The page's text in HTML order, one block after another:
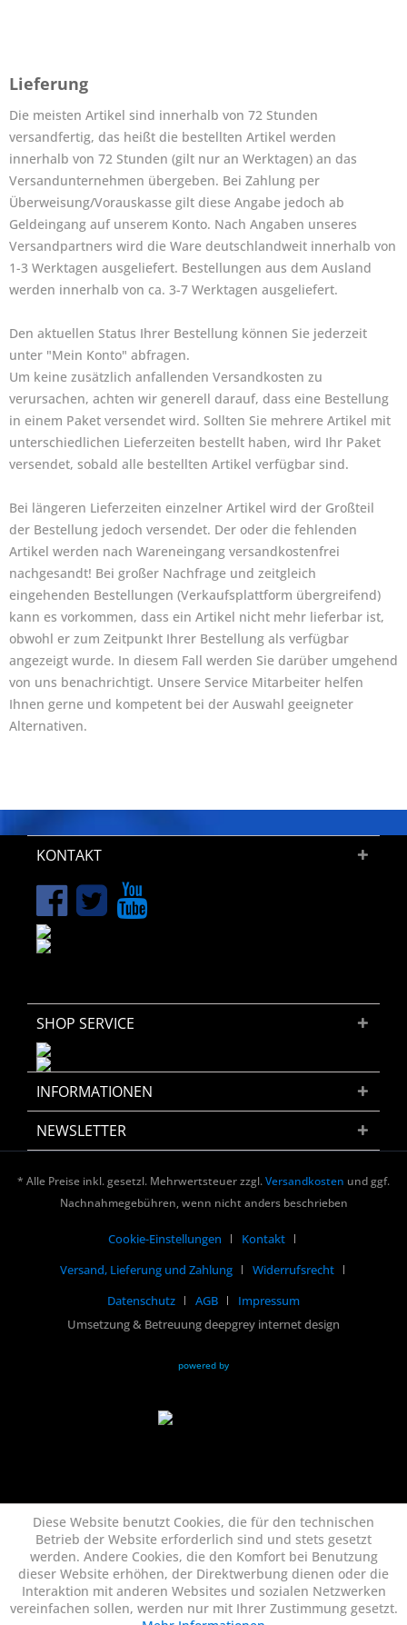
Lieferung
Die meisten Artikel sind innerhalb von 72 Stunden
versandfertig, das heißt die bestellten Artikel werden
innerhalb von 72 Stunden (gilt nur an Werktagen) an das
Versandunternehmen übergeben. Bei Zahlung per
Überweisung/Vorauskasse gilt diese Angabe jedoch ab
Geldeingang auf unserem Konto. Nach Angaben unseres
Versandpartners wird die Ware deutschlandweit innerhalb von
1-3 Werktagen ausgeliefert. Bestellungen aus dem Ausland
werden innerhalb von ca. 3-7 Werktagen ausgeliefert.
Den aktuellen Status Ihrer Bestellung können Sie jederzeit
unter "Mein Konto" abfragen.
Um keine zusätzlich anfallenden Versandkosten zu
verursachen, achten wir generell darauf, dass eine Bestellung
in einem Paket versendet wird. Sollten Sie mehrere Artikel mit
unterschiedlichen Lieferzeiten bestellt haben, wird Ihr Paket
versendet, sobald alle bestellten Artikel verfügbar sind.
Bei längeren Lieferzeiten einzelner Artikel wird der Großteil
der Bestellung jedoch versendet. Der oder die fehlenden
Artikel werden nach Wareneingang versandkostenfrei
nachgesandt! Bei großer Nachfrage und zeitgleich
eingehenden Bestellungen (Verkaufsplattform übergreifend)
kann es vorkommen, dass ein Artikel nicht mehr lieferbar ist,
obwohl er zum Zeitpunkt Ihrer Bestellung als verfügbar
angezeigt wurde. In diesem Fall werden Sie darüber umgehend
von uns benachrichtigt. Unsere Service Mitarbeiter helfen
Ihnen gerne und kompetent bei der Auswahl geeigneter
Alternativen.
KONTAKT
SHOP SERVICE
INFORMATIONEN
NEWSLETTER
* Alle Preise inkl. gesetzl. Mehrwertsteuer zzgl.Versandkosten und ggf.
Nachnahmegebühren, wenn nicht anders beschrieben
Cookie-Einstellungen
Kontakt
Versand, Lieferung und Zahlung
Widerrufsrecht
Datenschutz
AGB
Impressum
Umsetzung & Betreuung deepgrey internet design
powered by
Diese Website benutzt Cookies, die für den technischen
Betrieb der Website erforderlich sind und stets gesetzt
werden. Andere Cookies, die den Komfort bei Benutzung
dieser Website erhöhen, der Direktwerbung dienen oder die
Interaktion mit anderen Websites und sozialen Netzwerken
vereinfachen sollen, werden nur mit Ihrer Zustimmung gesetzt.